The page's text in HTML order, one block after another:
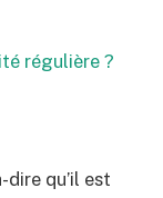
régulière ?
dire qu’il est